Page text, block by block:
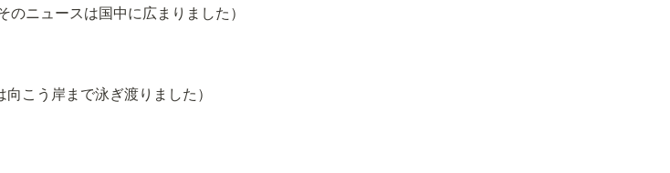
ニュースは国中に広まりました）
こう岸まで泳ぎ渡りました）